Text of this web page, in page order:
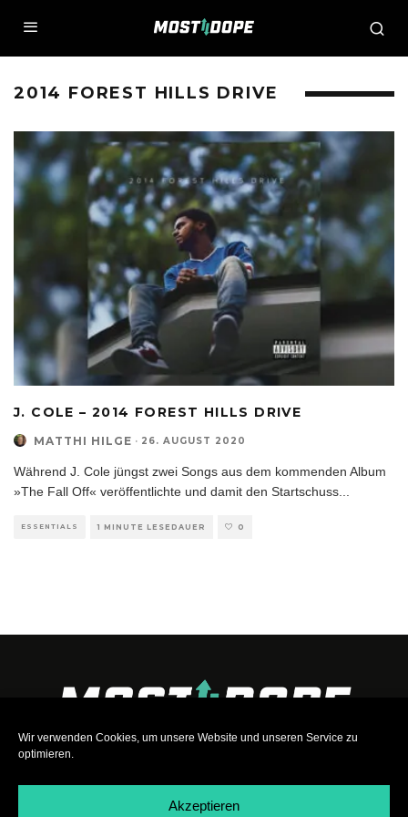
Wir verwenden Cookies, um unsere Website und unseren Service zu
optimieren.
Akzeptieren
2014 FOREST HILLS DRIVE
J. COLE – 2014 FOREST HILLS DRIVE
MATTHI HILGE · 26. AUGUST 2020
Während J. Cole jüngst zwei Songs aus dem kommenden Album
»The Fall Off« veröffentlichte und damit den Startschuss
ESSENTIALS 1 MINUTE LESEDAUER 0